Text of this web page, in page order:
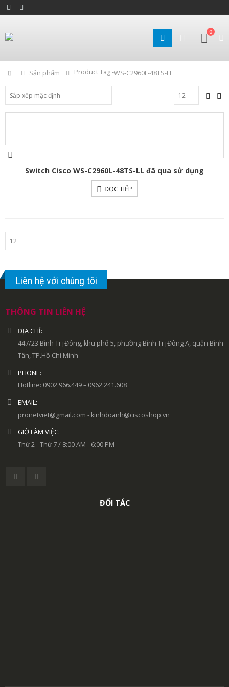
0
Home
Sản phẩm Product Tag -WS-C2960L-48TS-LL
Switch Cisco WS-C2960L-48TS-LL đã qua sử dụng
ĐỌC TIẾP
Liên hệ với chúng tôi
THÔNG TIN LIÊN HỆ
ĐỊA CHỈ:
447/23 Bình Trị Đông, khu phố 5, phường Bình Trị Đông A, quận Bình
Tân, TP.Hồ Chí Minh
PHONE:
Hotline: 0902.966.449 – 0962.241.608
EMAIL:
pronetviet@gmail.com - kinhdoanh@ciscoshop.vn
GIỜ LÀM VIỆC:
Thứ 2 - Thứ 7 / 8:00 AM - 6:00 PM
ĐỐI TÁC